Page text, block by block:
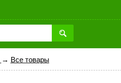
→ Все товары